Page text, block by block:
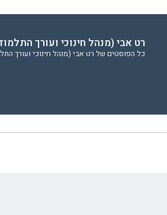
רט אבי (מנהל חינוכי ועורך
כל הפוסטים של רט אבי (מנהל חינוכי ועורך